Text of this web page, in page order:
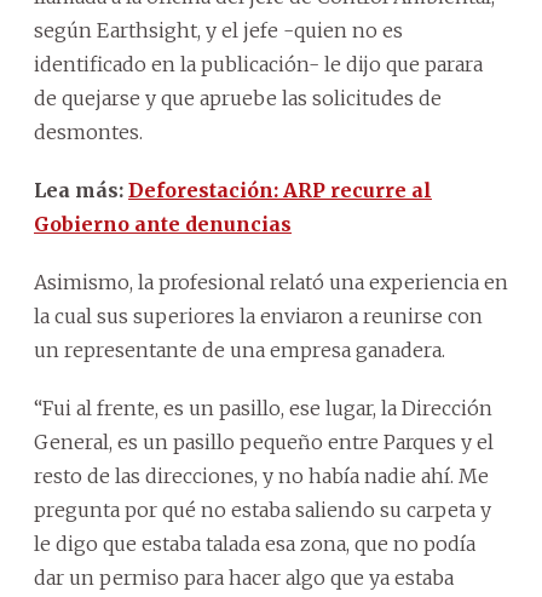
según Earthsight, y el jefe -quien no es
identificado en la publicación- le dijo que parara
de quejarse y que apruebe las solicitudes de
desmontes.
Lea más: Deforestación: ARP recurre al
Gobierno ante denuncias
Asimismo, la profesional relató una experiencia en
la cual sus superiores la enviaron a reunirse con
un representante de una empresa ganadera.
“Fui al frente, es un pasillo, ese lugar, la Dirección
General, es un pasillo pequeño entre Parques y el
resto de las direcciones, y no había nadie ahí. Me
pregunta por qué no estaba saliendo su carpeta y
le digo que estaba talada esa zona, que no podía
dar un permiso para hacer algo que ya estaba